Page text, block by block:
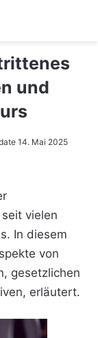
und
14. Mai 2025
vielen
In diesem
von
gesetzlichen
erläutert.